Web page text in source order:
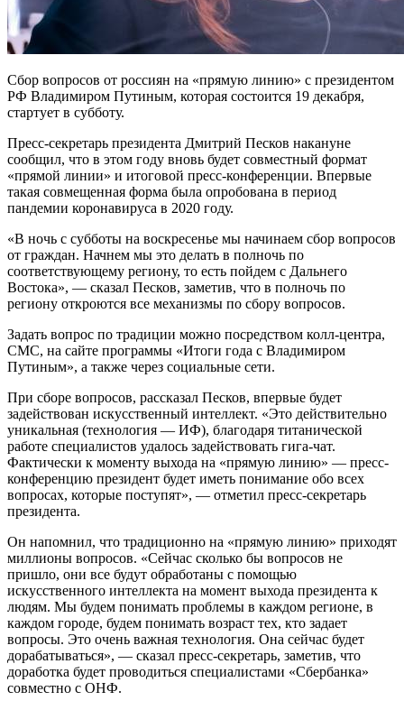
Сбор вопросов от россиян на «прямую линию» с президентом
РФ Владимиром Путиным, которая состоится 19 декабря,
стартует в субботу.
Пресс-секретарь президента Дмитрий Песков накануне
сообщил, что в этом году вновь будет совместный формат
«прямой линии» и итоговой пресс-конференции. Впервые
такая совмещенная форма была опробована в период
пандемии коронавируса в 2020 году.
«В ночь с субботы на воскресенье мы начинаем сбор вопросов
от граждан. Начнем мы это делать в полночь по
соответствующему региону, то есть пойдем с Дальнего
Востока», — сказал Песков, заметив, что в полночь по
региону откроются все механизмы по сбору вопросов.
Задать вопрос по традиции можно посредством колл-центра,
СМС, на сайте программы «Итоги года с Владимиром
Путиным», а также через социальные сети.
При сборе вопросов, рассказал Песков, впервые будет
задействован искусственный интеллект. «Это действительно
уникальная (технология — ИФ), благодаря титанической
работе специалистов удалось задействовать гига-чат.
Фактически к моменту выхода на «прямую линию» — пресс-
конференцию президент будет иметь понимание обо всех
вопросах, которые поступят», — отметил пресс-секретарь
президента.
Он напомнил, что традиционно на «прямую линию» приходят
миллионы вопросов. «Сейчас сколько бы вопросов не
пришло, они все будут обработаны с помощью
искусственного интеллекта на момент выхода президента к
людям. Мы будем понимать проблемы в каждом регионе, в
каждом городе, будем понимать возраст тех, кто задает
вопросы. Это очень важная технология. Она сейчас будет
дорабатываться», — сказал пресс-секретарь, заметив, что
доработка будет проводиться специалистами «Сбербанка»
совместно с ОНФ.